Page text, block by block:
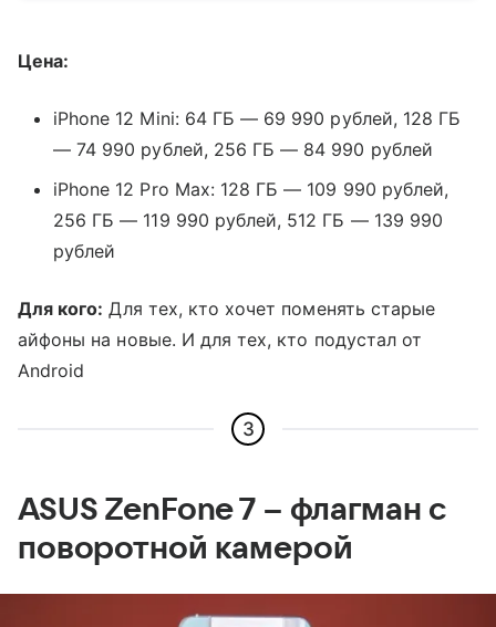
Цена:
iPhone 12 Mini: 64 ГБ — 69 990 рублей, 128 ГБ
— 74 990 рублей, 256 ГБ — 84 990 рублей
iPhone 12 Pro Max: 128 ГБ — 109 990 рублей,
256 ГБ — 119 990 рублей, 512 ГБ — 139 990
рублей
Для кого: Для тех, кто хочет поменять старые
айфоны на новые. И для тех, кто подустал от
Android
3
ASUS ZenFone 7 – флагман с
поворотной камерой